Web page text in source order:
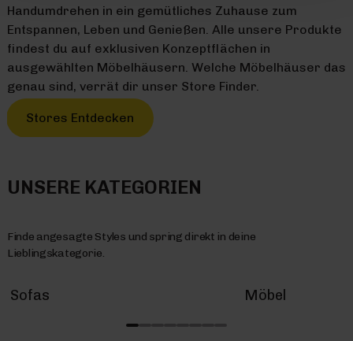
Handumdrehen in ein gemütliches Zuhause zum
Entspannen, Leben und Genießen. Alle unsere Produkte
findest du auf exklusiven Konzeptflächen in
ausgewählten Möbelhäusern. Welche Möbelhäuser das
genau sind, verrät dir unser Store Finder.
Stores Entdecken
UNSERE KATEGORIEN
Finde angesagte Styles und spring direkt in deine
Lieblingskategorie.
Sofas Möbel